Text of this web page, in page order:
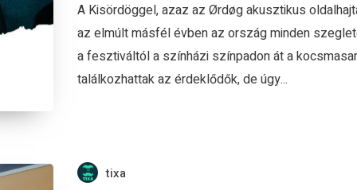
A Kisördöggel, azaz az Ørdøg akusztikus
az elmúlt másfél évben az ország minden
a fesztiváltól a színházi színpadon át a
találkozhattak az érdeklődők, de úgy...
tixa